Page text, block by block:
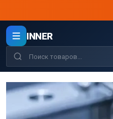
INNER